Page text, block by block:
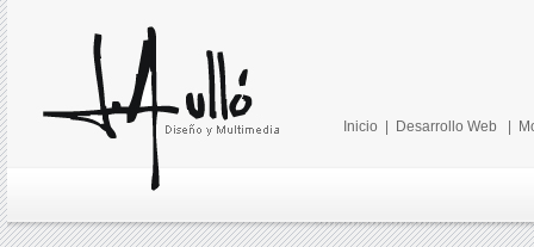
Inicio Desarrollo Web